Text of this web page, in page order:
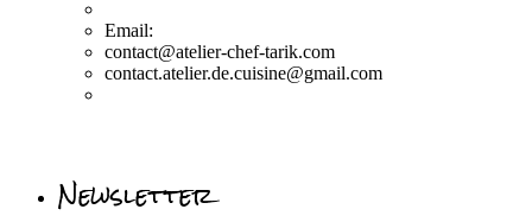
Email:
contact@atelier-chef-tarik.com
contact.atelier.de.cuisine@gmail.com
Newsletter